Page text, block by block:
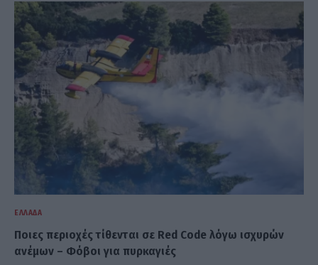
ΕΛΛΆΔΑ
Ποιες περιοχές τίθενται σε Red Code λόγω ισχυρών
ανέμων – Φόβοι για πυρκαγιές